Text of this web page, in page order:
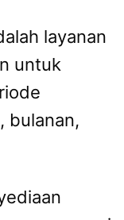
layanan
untuk
bulanan,